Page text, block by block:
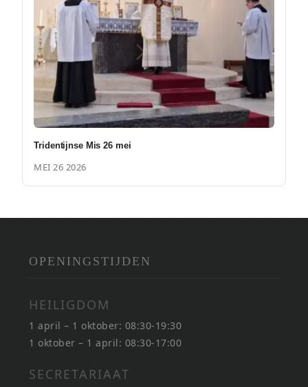
Tridentijnse Mis 26 mei
MEI 26 2026
OPENINGSTIJDEN
HEILIGDOM
1 april – 1 oktober: 08:30-19:30
1 oktober – 1 april: 08:30-17:00
SECRETARIAAT